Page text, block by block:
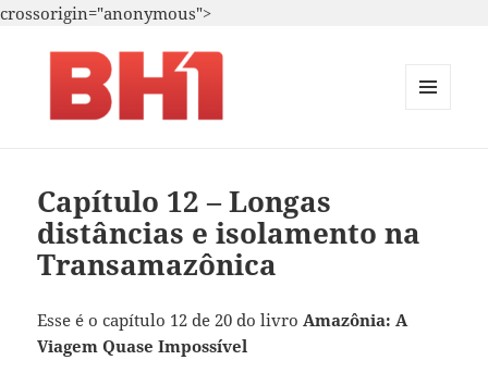
crossorigin="anonymous">
Capítulo 12 – Longas
distâncias e isolamento na
Transamazônica
Esse é o capítulo 12 de 20 do livroAmazônia: A
Viagem Quase Impossível